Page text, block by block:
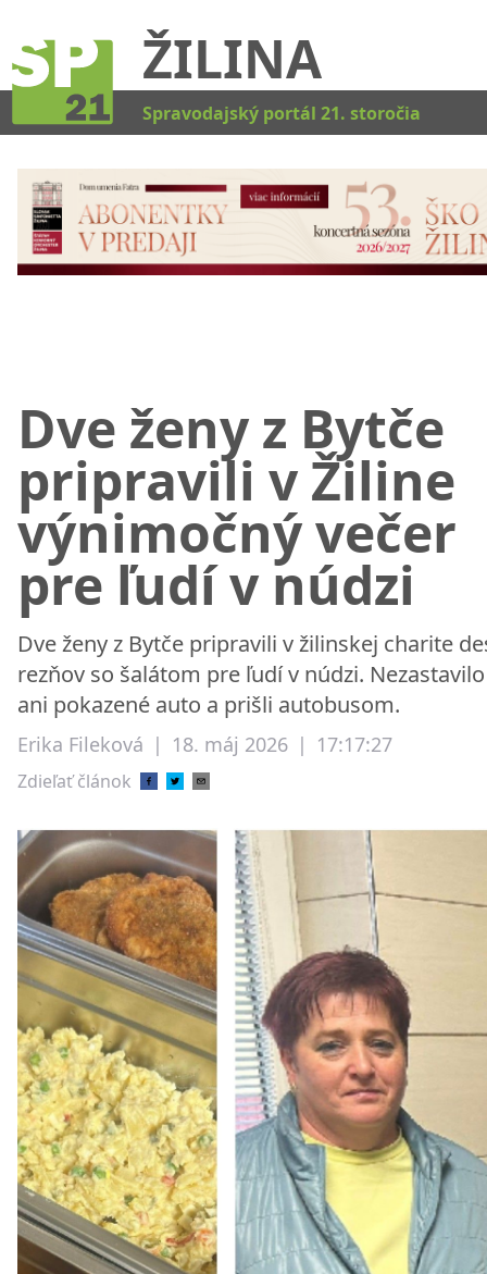
ŽILINA
Spravodajský portál 21. storočia
Dve ženy z Bytče
pripravili v Žiline
výnimočný večer
pre ľudí v núdzi
Dve ženy z Bytče pripravili v žilinskej charite
rezňov so šalátom pre ľudí v núdzi.
ani pokazené auto a prišli autobusom.
Erika Fileková | 18. máj 2026 | 17:17:27
Zdieľať článok